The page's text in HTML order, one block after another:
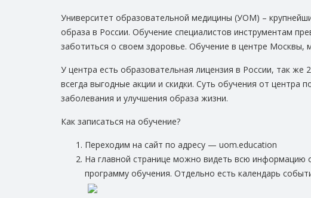
Университет образовательной медицины (УОМ) –
образа в России. Обучение специалистов инструментам
заботиться о своем здоровье. Обучение в центре
У центра есть образовательная лицензия в России, так
всегда выгодные акции и скидки. Суть обучения от центра
заболевания и улучшения образа жизни.
Как записаться на обучение?
Переходим на сайт по адресу — uom.education
На главной странице можно видеть всю информацию
программу обучения. Отдельно есть календарь